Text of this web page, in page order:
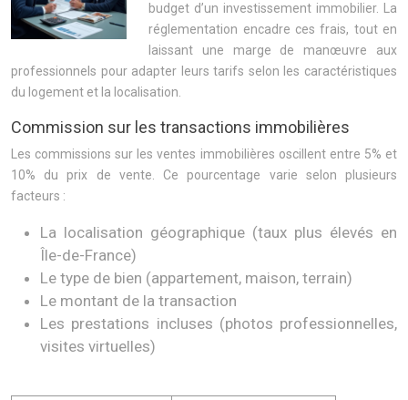
budget d’un investissement immobilier. La
réglementation encadre ces frais, tout en
laissant une marge de manœuvre aux
professionnels pour adapter leurs tarifs selon les caractéristiques
du logement et la localisation.
Commission sur les transactions immobilières
Les commissions sur les ventes immobilières oscillent entre 5% et
10% du prix de vente. Ce pourcentage varie selon plusieurs
facteurs :
La localisation géographique (taux plus élevés en
Île-de-France)
Le type de bien (appartement, maison, terrain)
Le montant de la transaction
Les prestations incluses (photos professionnelles,
visites virtuelles)